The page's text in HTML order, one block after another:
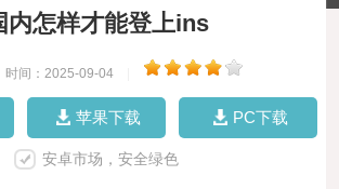
内怎样才能登上ins
时间：2025-09-04
苹果下载 PC下载
安卓市场，安全绿色